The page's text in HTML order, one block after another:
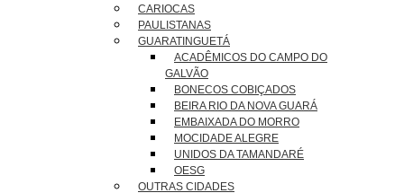
CARIOCAS
PAULISTANAS
GUARATINGUETÁ
ACADÊMICOS DO CAMPO DO
GALVÃO
BONECOS COBIÇADOS
BEIRA RIO DA NOVA GUARÁ
EMBAIXADA DO MORRO
MOCIDADE ALEGRE
UNIDOS DA TAMANDARÉ
OESG
OUTRAS CIDADES